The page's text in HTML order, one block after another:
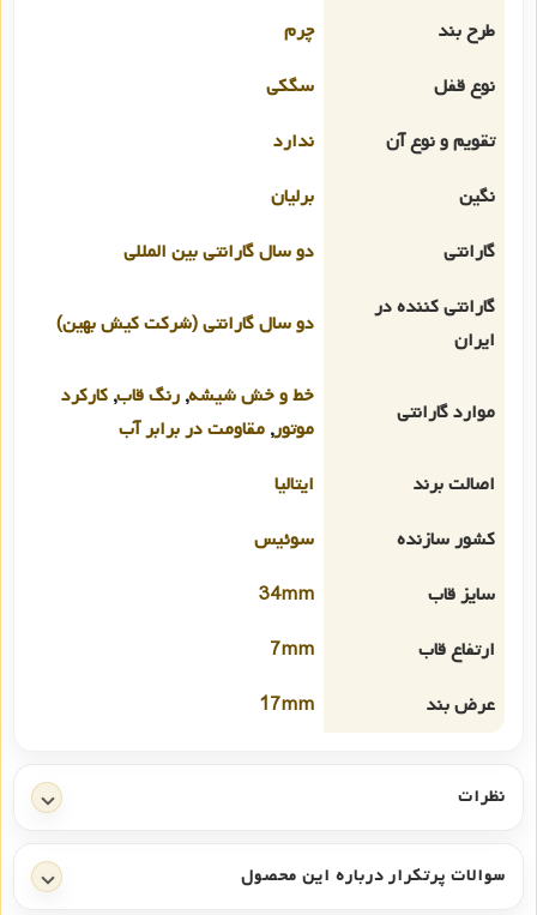
طرح بند
چرم
نوع قفل
سگکی
تقویم و نوع آن
ندارد
نگین
برلیان
گارانتی
دو سال گارانتی بین المللی
گارانتی کننده در
ایران
دو سال گارانتی (شرکت کیش بهین)
موارد گارانتی
خط و خش شیشه, رنگ قاب, کارکرد
موتور, مقاومت در برابر آب
اصالت برند
ایتالیا
کشور سازنده
سوئیس
سایز قاب
34mm
ارتفاع قاب
7mm
عرض بند
17mm
نظرات
سوالات پرتکرار درباره این محصول